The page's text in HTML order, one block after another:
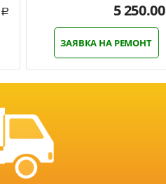
Р 5 250.00
ЗАЯВКА НА РЕМОНТ